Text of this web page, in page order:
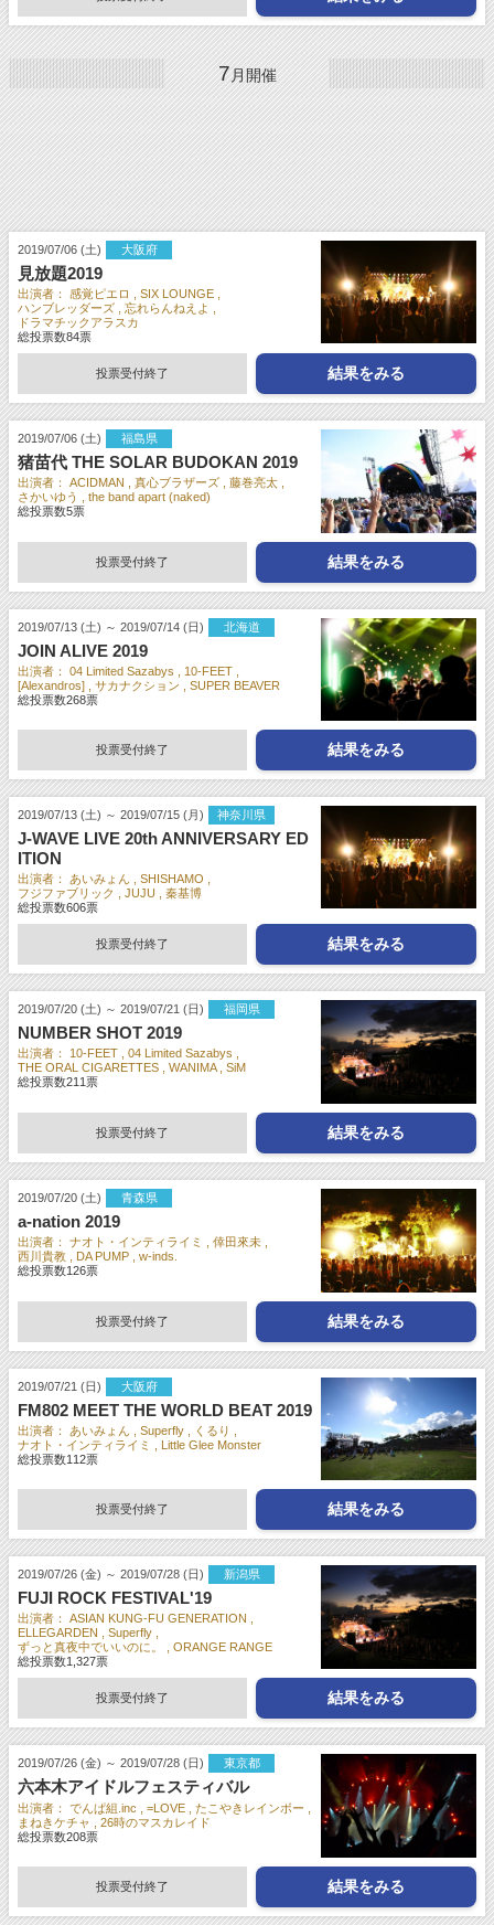
7月開催
2019/07/06 (土) 大阪府
見放題2019
出演者： 感覚ピエロ
SIX LOUNGE
ハンブレッダーズ
忘れらんねえよ
ドラマチックアラスカ
総投票数84票
投票受付終了 結果をみる
2019/07/06 (土) 福島県
猪苗代 THE SOLAR BUDOKAN 2019
出演者： ACIDMAN 真心ブラザーズ
藤巻亮太
さかいゆう
the band apart (naked)
総投票数5票
投票受付終了 結果をみる
2019/07/13 (土) ～ 2019/07/14 (日) 北海道
JOIN ALIVE 2019
出演者： 04 Limited Sazabys
10-FEET
[Alexandros]
サカナクション
SUPER BEAVER
総投票数268票
投票受付終了 結果をみる
2019/07/13 (土) ～ 2019/07/15 (月) 神奈川県
J-WAVE LIVE 20th ANNIVERSARY ED
ITION
出演者： あいみょん
SHISHAMO
フジファブリック
JUJU
秦基博
総投票数606票
投票受付終了 結果をみる
2019/07/20 (土) ～ 2019/07/21 (日) 福岡県
NUMBER SHOT 2019
出演者： 10-FEET
04 Limited Sazabys
THE ORAL CIGARETTES
WANIMA
SiM
総投票数211票
投票受付終了 結果をみる
2019/07/20 (土) 青森県
a-nation 2019
出演者： ナオト・インティライミ
倖田來未
西川貴教
DA PUMP
w-inds.
総投票数126票
投票受付終了 結果をみる
2019/07/21 (日) 大阪府
FM802 MEET THE WORLD BEAT 2019
出演者： あいみょん Superfly
くるり
ナオト・インティライミ
Little Glee Monster
総投票数112票
投票受付終了 結果をみる
2019/07/26 (金) ～ 2019/07/28 (日) 新潟県
FUJI ROCK FESTIVAL'19
出演者： ASIAN KUNG-FU GENERATION
ELLEGARDEN
Superfly
ずっと真夜中でいいのに。
ORANGE RANGE
総投票数1,327票
投票受付終了 結果をみる
2019/07/26 (金) ～ 2019/07/28 (日) 東京都
六本木アイドルフェスティバル
出演者： でんぱ組.inc =LOVE
たこやきレインボー
まねきケチャ
26時のマスカレイド
総投票数208票
投票受付終了 結果をみる